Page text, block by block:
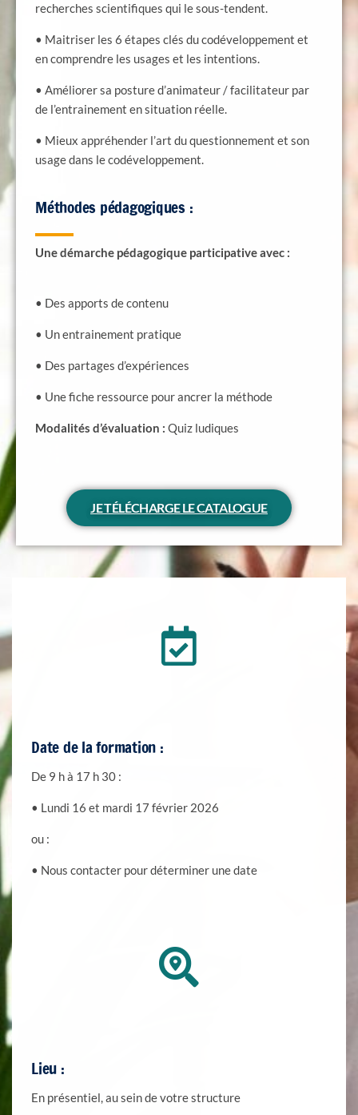
recherches scientifiques qui le sous-tendent.
• Maitriser les 6 étapes clés du codéveloppement et
en comprendre les usages et les intentions.
• Améliorer sa posture d’animateur / facilitateur par
de l’entrainement en situation réelle.
• Mieux appréhender l’art du questionnement et son
usage dans le codéveloppement.
Méthodes pédagogiques :
Une démarche pédagogique participative avec :
• Des apports de contenu
• Un entrainement pratique
• Des partages d’expériences
• Une fiche ressource pour ancrer la méthode
Modalités d’évaluation : Quiz ludiques
JE TÉLÉCHARGE LE CATALOGUE
Date de la formation :
De 9 h à 17 h 30 :
• Lundi 16 et mardi 17 février 2026
ou :
• Nous contacter pour déterminer une date
Lieu :
En présentiel, au sein de votre structure